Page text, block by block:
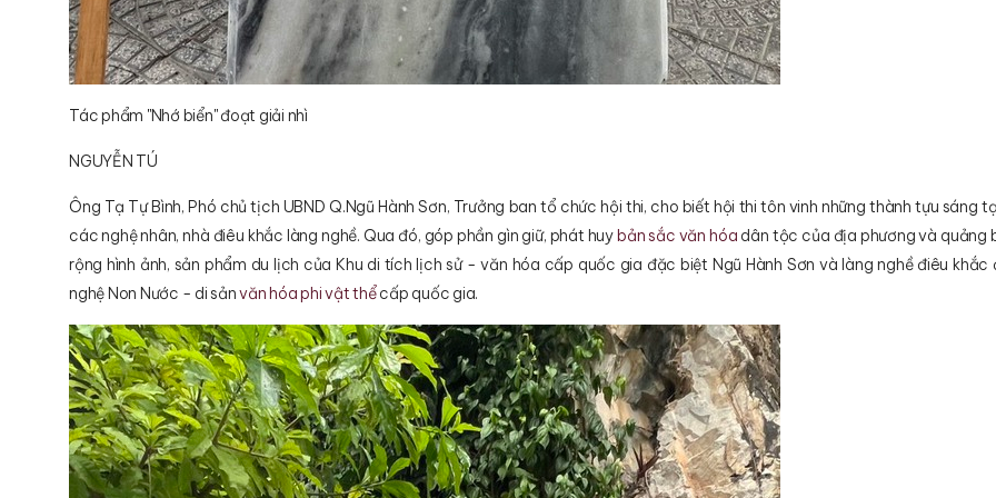
Tác phẩm "Nhớ biển" đoạt giải nhì
NGUYỄN TÚ
Ông Tạ Tự Bình, Phó chủ tịch UBND Q.Ngũ Hành Sơn, Trưởng ban tổ chức hội thi, cho biết hội thi tôn vinh những thành tựu sáng
các nghệ nhân, nhà điêu khắc làng nghề. Qua đó, góp phần gìn giữ, phát huybản sắc văn hóa dân tộc của địa phương và quảng
rộng hình ảnh, sản phẩm du lịch của Khu di tích lịch sử - văn hóa cấp quốc gia đặc biệt Ngũ Hành Sơn và làng nghề điêu khắc
nghệ Non Nước - di sảnvăn hóa phi vật thểcấp quốc gia.